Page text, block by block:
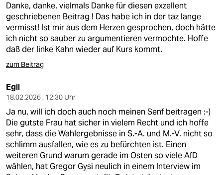
Danke, danke, vielmals Danke für diesen exzellent
geschriebenen Beitrag ! Das habe ich in der taz lange
vermisst! Ist mir aus dem Herzen gesprochen, doch hätte
ich nicht so sauber zu argumentieren vermochte. Hoffe
daß der linke Kahn wieder auf Kurs kommt.
zum Beitrag
Egil
18.02.2026 , 12:30 Uhr
Ja nu, will ich doch auch noch meinen Senf beitragen :-)
Die gutste Frau hat sicher in vielem Recht und ich hoffe
sehr, dass die Wahlergebnisse in S.-A. und M.-V. nicht so
schlimm ausfallen, wie es zu befürchten ist. Einen
weiteren Grund warum gerade im Osten so viele AfD
wählen, hat Gregor Gysi neulich in einem Interview im